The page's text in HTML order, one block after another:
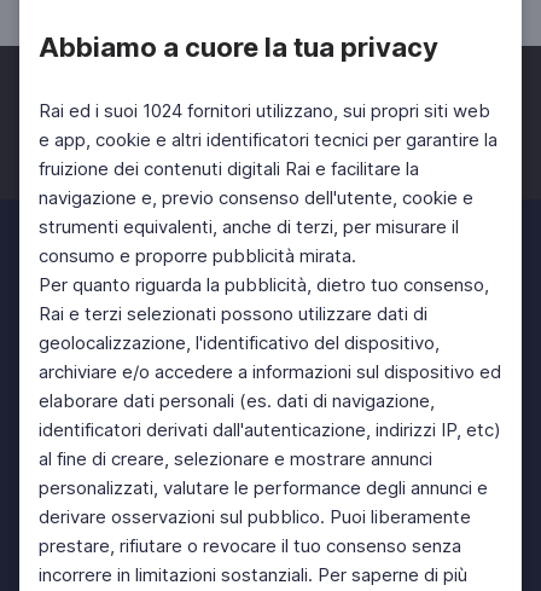
Abbiamo a cuore la tua privacy
Rai ed i suoi 1024 fornitori utilizzano, sui propri siti web
e app, cookie e altri identificatori tecnici per garantire la
fruizione dei contenuti digitali Rai e facilitare la
navigazione e, previo consenso dell'utente, cookie e
strumenti equivalenti, anche di terzi, per misurare il
consumo e proporre pubblicità mirata.
Per quanto riguarda la pubblicità, dietro tuo consenso,
Rai e terzi selezionati possono utilizzare dati di
geolocalizzazione, l'identificativo del dispositivo,
archiviare e/o accedere a informazioni sul dispositivo ed
elaborare dati personali (es. dati di navigazione,
identificatori derivati dall'autenticazione, indirizzi IP, etc)
al fine di creare, selezionare e mostrare annunci
personalizzati, valutare le performance degli annunci e
derivare osservazioni sul pubblico. Puoi liberamente
prestare, rifiutare o revocare il tuo consenso senza
incorrere in limitazioni sostanziali. Per saperne di più
Facebook Twitter Instagram